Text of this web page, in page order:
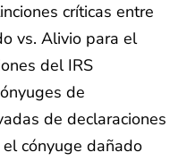
críticas entre
vs. Alivio para el
del IRS
de
de declaraciones
cónyuge dañado